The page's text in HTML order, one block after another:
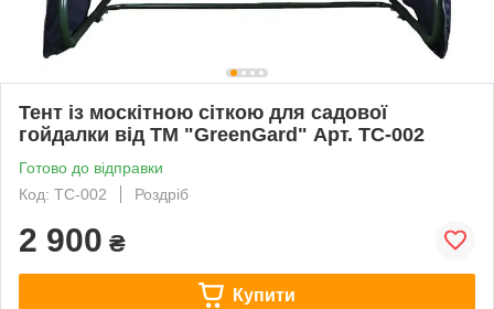
Тент із москітною сіткою для садової
гойдалки від ТМ "GreenGard" Арт. ТС-002
Готово до відправки
Код: ТС-002
Роздріб
2 900 ₴
Купити